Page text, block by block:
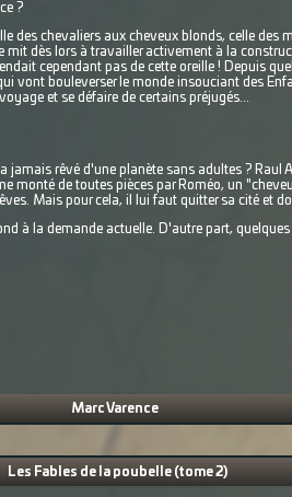
?
des chevaliers aux cheveux blonds, celle des
mit dès lors à travailler activement à la
cependant pas de cette oreille ! Depuis
vont bouleverser le monde insouciant des
et se défaire de certains préjugés...
jamais rêvé d'une planète sans adultes ? Raul
monté de toutes pièces par Roméo, un
Mais pour cela, il lui faut quitter sa cité et
à la demande actuelle. D'autre part,
Marc Varence
Les Fables de la poubelle (tome 2)